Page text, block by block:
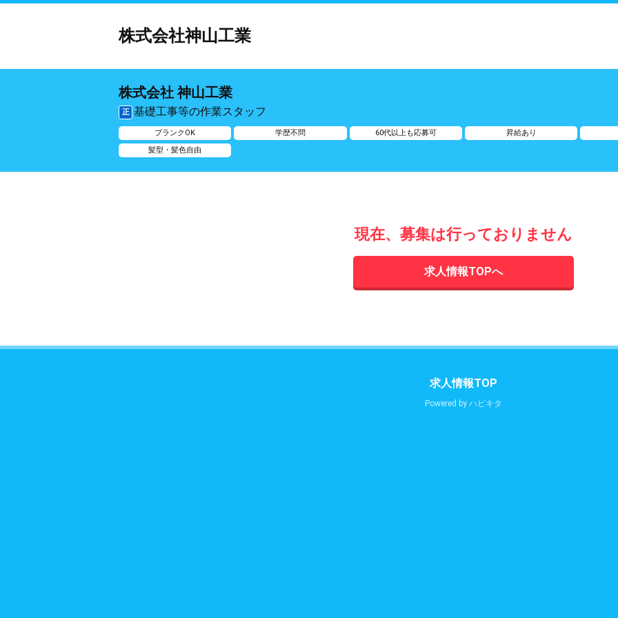
株式会社神山工業
株式会社 神山工業
正 基礎工事等の作業スタッフ
ブランクOK 学歴不問 60代以上も応募可 昇給あり
髪型・髪色自由
現在、募集は行っておりません
求人情報TOPへ
求人情報TOP
Powered by ハピキタ